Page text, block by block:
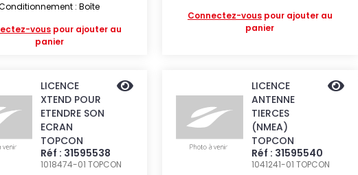
: Boîte
vous pour ajouter au
panier
Connectez-vouspour ajouter au
panier
LICENCE
XTEND POUR
ETENDRE SON
ECRAN
TOPCON
Réf : 31595538
1018474-01TOPCON
LICENCE
ANTENNE
TIERCES
(NMEA)
TOPCON
Réf : 31595540
1041241-01 TOPCON